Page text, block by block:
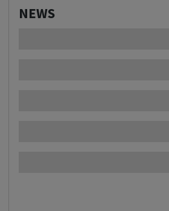
NEWS